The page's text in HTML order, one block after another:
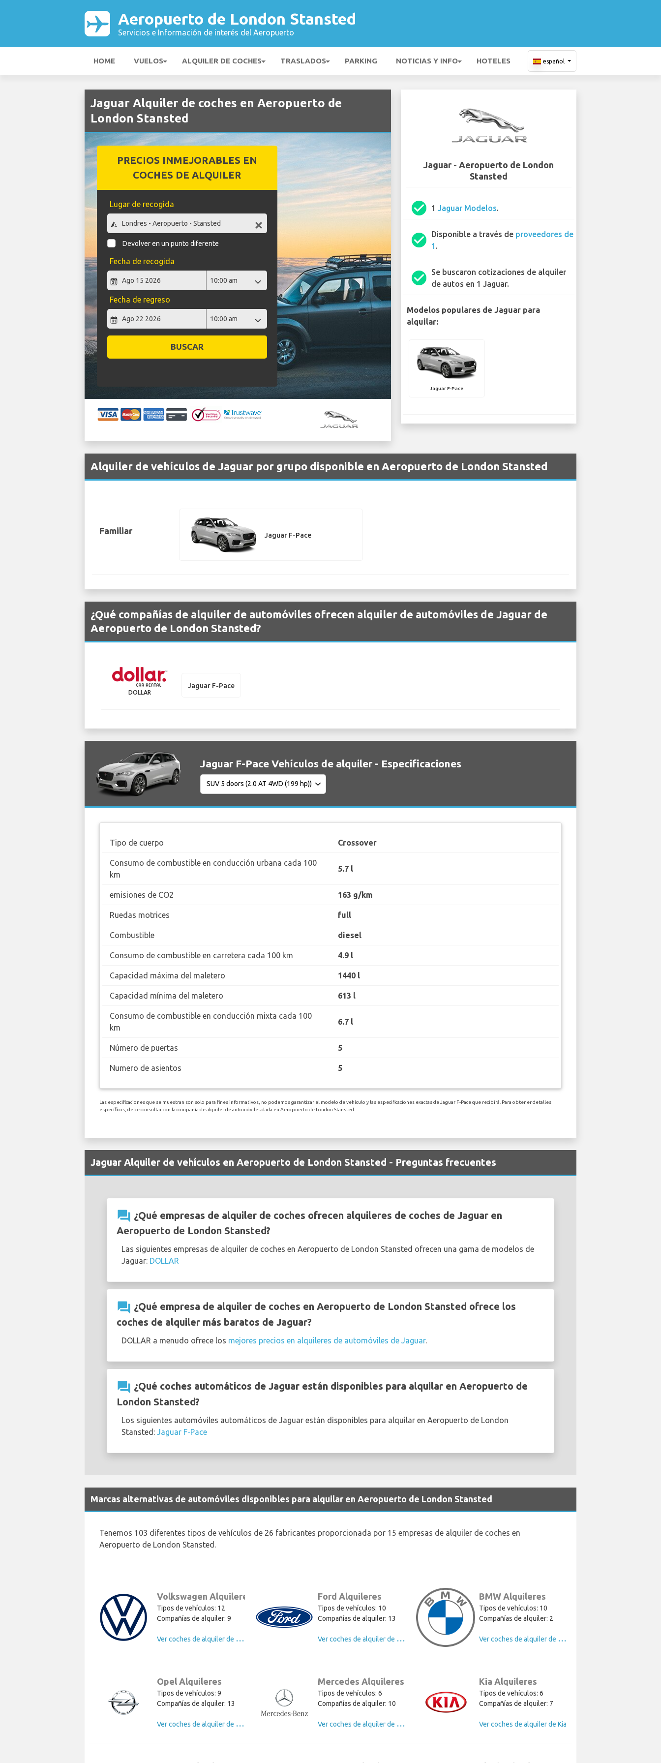
Aeropuerto de London Stansted
Servicios e Información de interés del Aeropuerto
HOME VUELOS ALQUILER DE COCHES TRASLADOS PARKING NOTICIAS Y INFO HOTELES español
Jaguar Alquiler de coches en Aeropuerto de
London Stansted
PRECIOS INMEJORABLES EN
COCHES DE ALQUILER
Lugar de recogida
Devolver en un punto diferente
Fecha de recogida
Fecha de regreso
BUSCAR
Jaguar - Aeropuerto de London
Stansted
check_circle 1Jaguar Modelos.
check_circle Disponible a través de proveedores de
1 .
check_circle
Se buscaron cotizaciones de alquiler
de autos en 1 Jaguar.
Modelos populares de Jaguar para
alquilar:
Jaguar F-Pace
Alquiler de vehículos de Jaguar por grupo disponible en Aeropuerto de London Stansted
Familiar Jaguar F-Pace
¿Qué compañías de alquiler de automóviles ofrecen alquiler de automóviles de Jaguar de
Aeropuerto de London Stansted?
DOLLAR
Jaguar F-Pace
Jaguar F-Pace Vehículos de alquiler - Especificaciones
Tipo de cuerpo Crossover
Consumo de combustible en conducción urbana cada 100
km
5.7 l
emisiones de CO2 163 g/km
Ruedas motrices full
Combustible diesel
Consumo de combustible en carretera cada 100 km 4.9 l
Capacidad máxima del maletero 1440 l
Capacidad mínima del maletero 613 l
Consumo de combustible en conducción mixta cada 100
km
6.7 l
Número de puertas 5
Numero de asientos 5
Las especificaciones que se muestran son solo para fines informativos, no podemos garantizar el modelo de vehículo y las especificaciones exactas de Jaguar F-Pace que recibirá. Para obtener detalles
específicos, debe consultar con la compañía de alquiler de automóviles dada en Aeropuerto de London Stansted.
Jaguar Alquiler de vehículos en Aeropuerto de London Stansted - Preguntas frecuentes
question_answer ¿Qué empresas de alquiler de coches ofrecen alquileres de coches de Jaguar en
Aeropuerto de London Stansted?
Las siguientes empresas de alquiler de coches en Aeropuerto de London Stansted ofrecen una gama de modelos de
Jaguar: DOLLAR
question_answer ¿Qué empresa de alquiler de coches en Aeropuerto de London Stansted ofrece los
coches de alquiler más baratos de Jaguar?
DOLLAR a menudo ofrece los mejores precios en alquileres de automóviles de Jaguar.
question_answer ¿Qué coches automáticos de Jaguar están disponibles para alquilar en Aeropuerto de
London Stansted?
Los siguientes automóviles automáticos de Jaguar están disponibles para alquilar en Aeropuerto de London
Stansted: Jaguar F-Pace
Marcas alternativas de automóviles disponibles para alquilar en Aeropuerto de London Stansted
Tenemos 103 diferentes tipos de vehículos de 26 fabricantes proporcionada por 15 empresas de alquiler de coches en
Aeropuerto de London Stansted.
Volkswagen Alquileres
Tipos de vehículos: 12
Compañías de alquiler: 9
V
er coches de alquiler de Volkswagen
Ford Alquileres
Tipos de vehículos: 10
Compañías de alquiler: 13
V
er coches de alquiler de Ford
BMW Alquileres
Tipos de vehículos: 10
Compañías de alquiler: 2
V
er coches de alquiler de BMW
Opel Alquileres
Tipos de vehículos: 9
Compañías de alquiler: 13
V
er coches de alquiler de Opel
Mercedes Alquileres
Tipos de vehículos: 6
Compañías de alquiler: 10
V
er coches de alquiler de Mercedes
Kia Alquileres
Tipos de vehículos: 6
Compañías de alquiler: 7
Ver coches de alquiler de Kia